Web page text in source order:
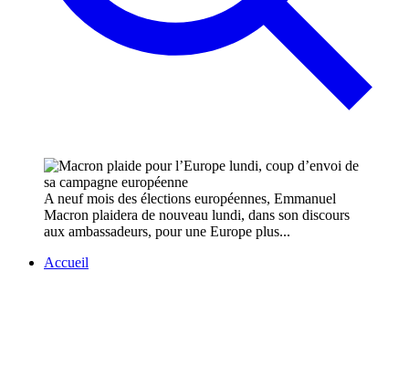
A neuf mois des élections européennes, Emmanuel
Macron plaidera de nouveau lundi, dans son discours
aux ambassadeurs, pour une Europe plus...
Accueil